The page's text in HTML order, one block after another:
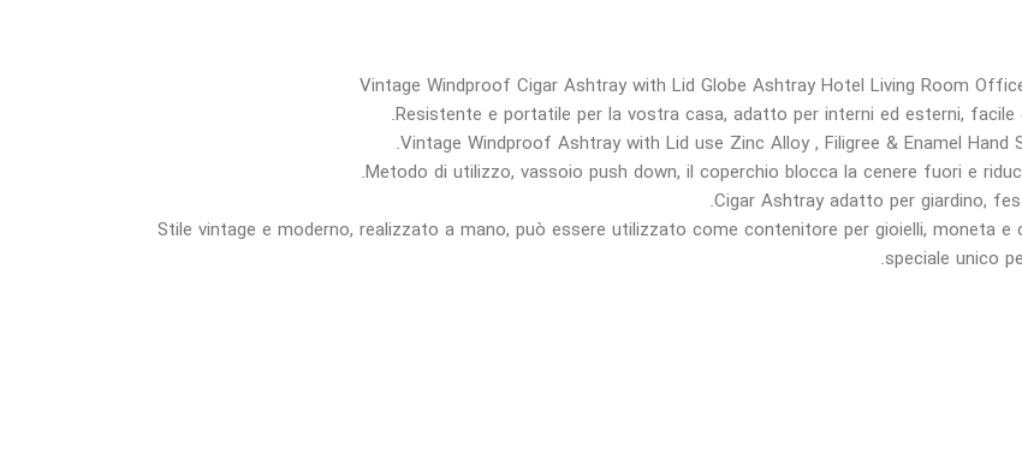
Vintage Windproof Cigar Ashtray with Lid Globe Ashtray Hotel Living Room
• Stile vintage e moderno, realizzato a mano, può essere utilizzato come contenitore per gioielli,
speciale unico